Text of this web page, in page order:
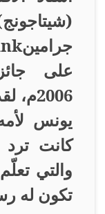
جرامين
على
يونس
كانت ترد
والتي
تكون له